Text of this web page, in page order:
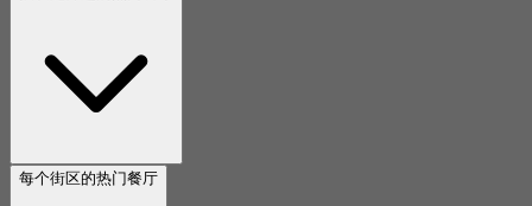
每个街区的热门餐厅